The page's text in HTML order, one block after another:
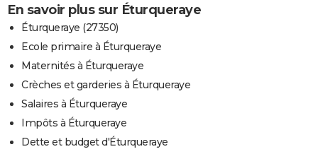
En savoir plus sur Éturqueraye
Éturqueraye (27350)
Ecole primaire à Éturqueraye
Maternités à Éturqueraye
Crèches et garderies à Éturqueraye
Salaires à Éturqueraye
Impôts à Éturqueraye
Dette et budget d'Éturqueraye